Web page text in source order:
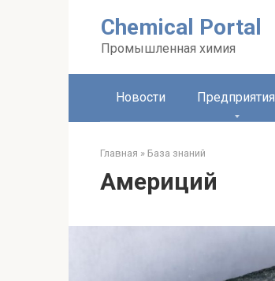
Chemical Portal
Промышленная химия
Новости Предприятия
Главная » База знаний
Америций